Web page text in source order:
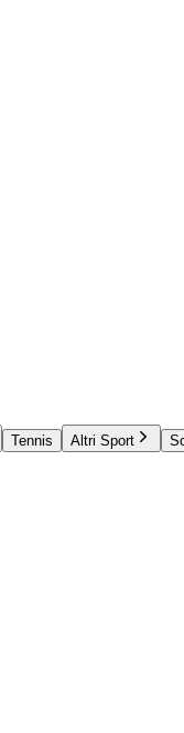
Tennis Altri Sport